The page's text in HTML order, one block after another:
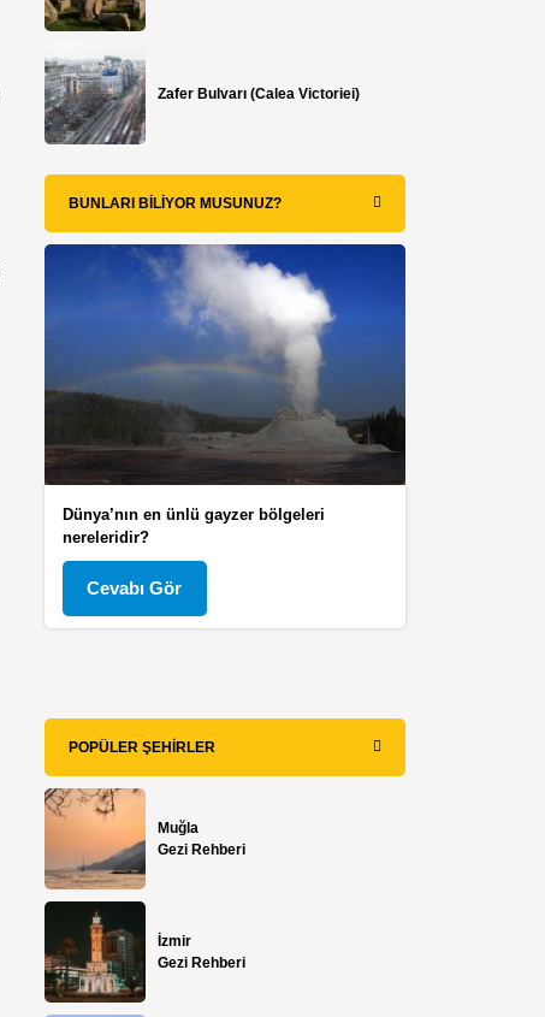
Zafer Bulvarı (Calea Victoriei)
BUNLARI BILIYOR MUSUNUZ?
Dünya’nın en ünlü gayzer bölgeleri
nereleridir?
Cevabı Gör
POPÜLER ŞEHIRLER
Muğla
Gezi Rehberi
İzmir
Gezi Rehberi